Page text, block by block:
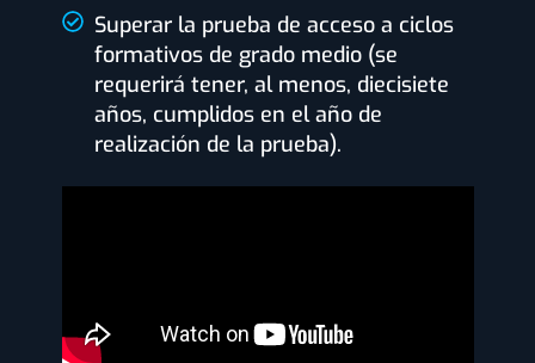
Superar la prueba de acceso a ciclos
formativos de grado medio (se
requerirá tener, al menos, diecisiete
años, cumplidos en el año de
realización de la prueba).